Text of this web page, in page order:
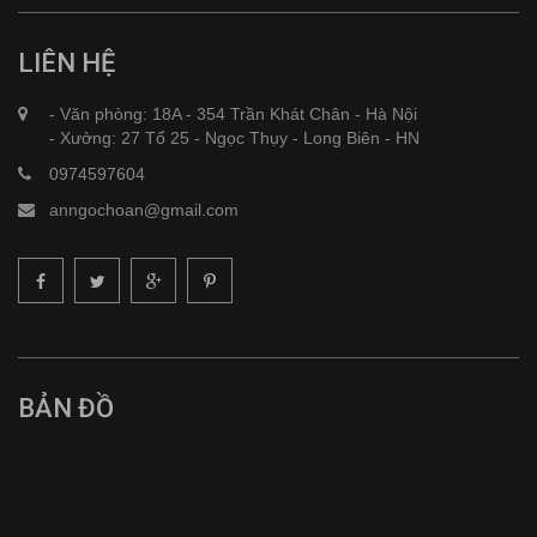
LIÊN HỆ
- Văn phòng: 18A - 354 Trần Khát Chân - Hà Nội
- Xưởng: 27 Tổ 25 - Ngọc Thụy - Long Biên - HN
0974597604
anngochoan@gmail.com
BẢN ĐỒ